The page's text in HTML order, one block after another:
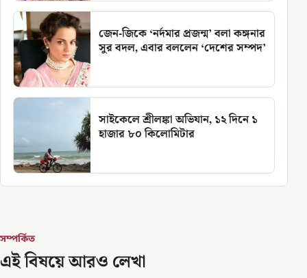
জেন-জিকে ‘নর্দমার প্রজন্ম’ বলা কঙ্গনার
সুর বদল, এবার বললেন ‘দেশের সম্পদ’
সাইকেলে শ্রীলঙ্কা অভিযান, ১২ দিনে ১
হাজার ৮০ কিলোমিটার
সম্পর্কিত
এই বিষয়ে আরও লেখা